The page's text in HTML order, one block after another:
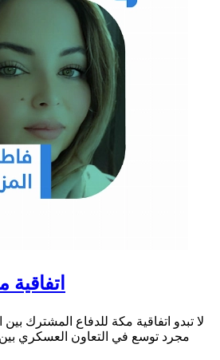
لا تبدو اتفاقية مكة للدفاع المشترك
مجرد توسع في التعاون العسكري